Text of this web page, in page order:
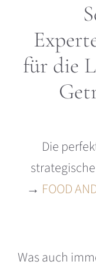
für die
Die
→ FOOD
Was auch